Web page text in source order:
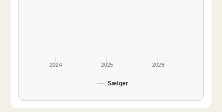
Sælger
2024 2025 2026